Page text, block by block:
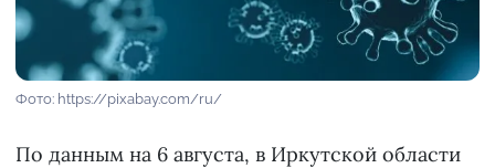
Фото: https://pixabay.com/ru/
По данным на 6 августа, в Иркутской области